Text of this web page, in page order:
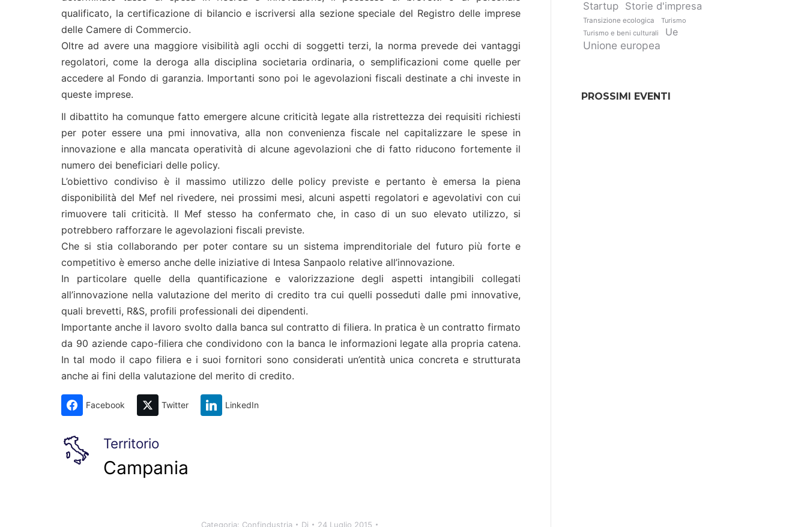
qualificato, la certificazione di bilancio e iscriversi alla sezione speciale del Registro delle imprese
delle Camere di Commercio.
Oltre ad avere una maggiore visibilità agli occhi di soggetti terzi, la norma prevede dei vantaggi
regolatori, come la deroga alla disciplina societaria ordinaria, o semplificazioni come quelle per
accedere al Fondo di garanzia. Importanti sono poi le agevolazioni fiscali destinate a chi investe in
queste imprese.
Il dibattito ha comunque fatto emergere alcune criticità legate alla ristrettezza dei requisiti richiesti
per poter essere una pmi innovativa, alla non convenienza fiscale nel capitalizzare le spese in
innovazione e alla mancata operatività di alcune agevolazioni che di fatto riducono fortemente il
numero dei beneficiari delle policy.
L’obiettivo condiviso è il massimo utilizzo delle policy previste e pertanto è emersa la piena
disponibilità del Mef nel rivedere, nei prossimi mesi, alcuni aspetti regolatori e agevolativi con cui
rimuovere tali criticità. Il Mef stesso ha confermato che, in caso di un suo elevato utilizzo, si
potrebbero rafforzare le agevolazioni fiscali previste.
Che si stia collaborando per poter contare su un sistema imprenditoriale del futuro più forte e
competitivo è emerso anche delle iniziative di Intesa Sanpaolo relative all’innovazione.
In particolare quelle della quantificazione e valorizzazione degli aspetti intangibili collegati
all’innovazione nella valutazione del merito di credito tra cui quelli posseduti dalle pmi innovative,
quali brevetti, R&S, profili professionali dei dipendenti.
Importante anche il lavoro svolto dalla banca sul contratto di filiera. In pratica è un contratto firmato
da 90 aziende capo-filiera che condividono con la banca le informazioni legate alla propria catena.
In tal modo il capo filiera e i suoi fornitori sono considerati un’entità unica concreta e strutturata
anche ai fini della valutazione del merito di credito.
Facebook Twitter LinkedIn
Territorio
Campania
Categoria: Confindustria Di 24 Luglio 2015
Startup Storie d'impresa
Transizione ecologica
Turismo
Turismo e beni culturali
Ue
Unione europea
PROSSIMI EVENTI